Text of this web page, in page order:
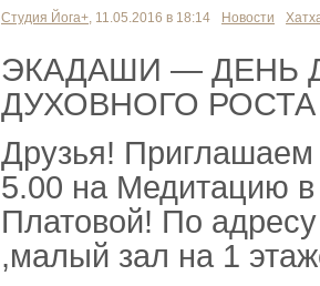
Студия Йога+, 11.05.2016 в 18:14 Новости
ЭКАДАШИ — ДЕНЬ
ДУХОВНОГО РОСТА
Друзья! Приглашаем
5.00 на Медитацию
Платовой! По
,малый зал на 1